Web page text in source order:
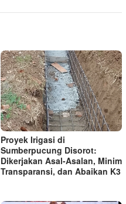
Proyek Irigasi di
Sumberpucung Disorot:
Dikerjakan Asal-Asalan, Minim
Transparansi, dan Abaikan K3